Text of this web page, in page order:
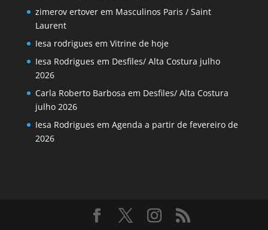
zimerov ertoverem Masculinos Paris / Saint
Laurent
Iesa rodrigues em Vitrine de hoje
Iesa Rodrigues em Desfiles/ Alta Costura julho
2026
Carla Roberto Barbosa em Desfiles/ Alta Costura
julho 2026
Iesa Rodrigues em Agenda a partir de fevereiro de
2026